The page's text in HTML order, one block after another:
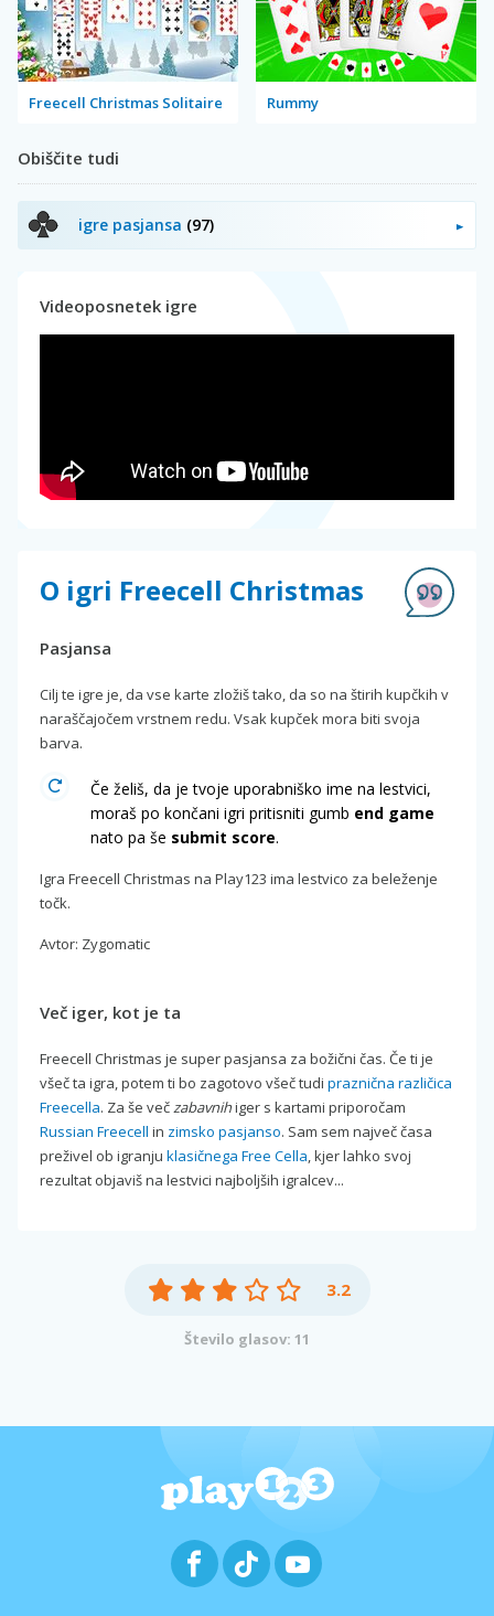
Freecell Christmas Solitaire Rummy
Obiščite tudi
igre pasjansa (97)
Videoposnetek igre
O igri Freecell Christmas
Pasjansa
Cilj te igre je, da vse karte zložiš tako, da so na štirih kupčkih v
naraščajočem vrstnem redu. Vsak kupček mora biti svoja
barva.
Če želiš, da je tvoje uporabniško ime na lestvici,
moraš po končani igri pritisniti gumb end game
nato pa še submit score.
Igra Freecell Christmas na Play123 ima lestvico za beleženje
točk.
Avtor: Zygomatic
Več iger, kot je ta
Freecell Christmas je super pasjansa za božični čas. Če ti je
všeč ta igra, potem ti bo zagotovo všeč tudi praznična različica
Freecella. Za še večzabavnihiger s kartami priporočam
Russian Freecell in zimsko pasjanso. Sam sem največ časa
preživel ob igranju klasičnega Free Cella, kjer lahko svoj
rezultat objaviš na lestvici najboljših igralcev...
3.2
Število glasov: 11